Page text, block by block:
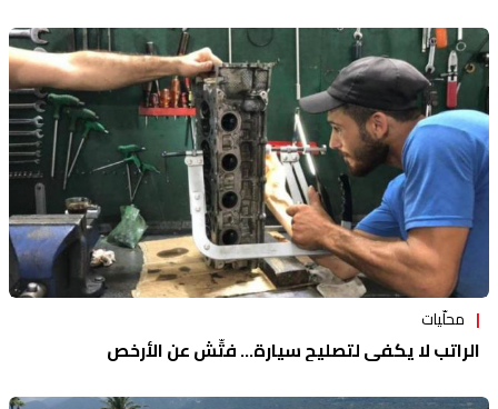
محلّيات
الراتب لا يكفي لتصليح سيارة... فتِّش عن الأرخص